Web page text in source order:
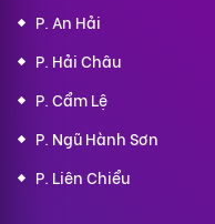
P. An Hải
P. Hải Châu
P. Cẩm Lệ
P. Ngũ Hành Sơn
P. Liên Chiểu